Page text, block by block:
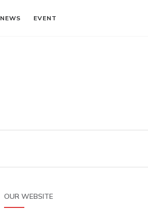
NEWS EVENT
OUR WEBSITE